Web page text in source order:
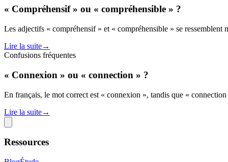
« Compréhensif » ou « compréhensible » ?
Les adjectifs « compréhensif » et « compréhensible » se
Lire la suite→
Confusions fréquentes
« Connexion » ou « connection » ?
En français, le mot correct est « connexion », tandis que «
Lire la suite→
Ressources